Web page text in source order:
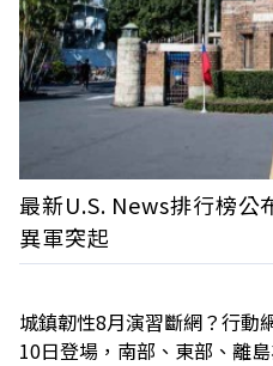
最新U.S. News排行榜公
異軍突起
城鎮韌性8月演習斷網？行動
10日登場，南部、東部、離